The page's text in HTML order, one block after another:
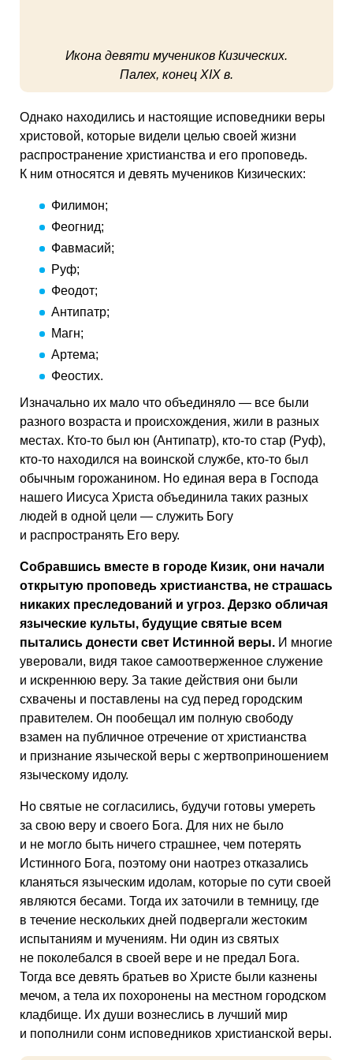
Икона девяти мучеников Кизических.
Палех, конец XIX в.
Однако находились и настоящие исповедники веры
христовой, которые видели целью своей жизни
распространение христианства и его проповедь.
К ним относятся и девять мучеников Кизических:
Филимон;
Феогнид;
Фавмасий;
Руф;
Феодот;
Антипатр;
Магн;
Артема;
Феостих.
Изначально их мало что объединяло — все были
разного возраста и происхождения, жили в разных
местах. Кто-то был юн (Антипатр), кто-то стар (Руф),
кто-то находился на воинской службе, кто-то был
обычным горожанином. Но единая вера в Господа
нашего Иисуса Христа объединила таких разных
людей в одной цели — служить Богу
и распространять Его веру.
Собравшись вместе в городе Кизик, они начали
открытую проповедь христианства, не страшась
никаких преследований и угроз. Дерзко обличая
языческие культы, будущие святые всем
пытались донести свет Истинной веры. И многие
уверовали, видя такое самоотверженное служение
и искреннюю веру. За такие действия они были
схвачены и поставлены на суд перед городским
правителем. Он пообещал им полную свободу
взамен на публичное отречение от христианства
и признание языческой веры с жертвоприношением
языческому идолу.
Но святые не согласились, будучи готовы умереть
за свою веру и своего Бога. Для них не было
и не могло быть ничего страшнее, чем потерять
Истинного Бога, поэтому они наотрез отказались
кланяться языческим идолам, которые по сути своей
являются бесами. Тогда их заточили в темницу, где
в течение нескольких дней подвергали жестоким
испытаниям и мучениям. Ни один из святых
не поколебался в своей вере и не предал Бога.
Тогда все девять братьев во Христе были казнены
мечом, а тела их похоронены на местном городском
кладбище. Их души вознеслись в лучший мир
и пополнили сонм исповедников христианской веры.